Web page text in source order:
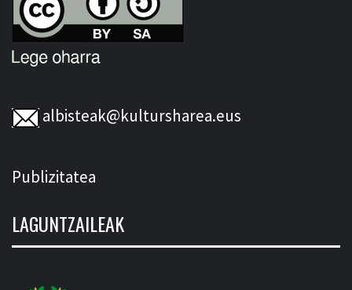
albisteak@kultursharea.eus
Publizitatea
LAGUNTZAILEAK